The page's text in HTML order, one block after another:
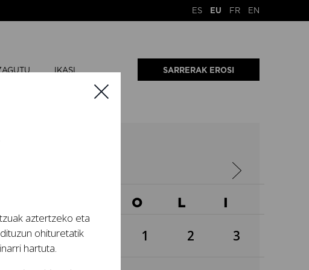
ES EU FR EN
IKASI SARRERAK EROSI
O L
1 2 3
aztertzeko eta
ohituretatik
hartuta.